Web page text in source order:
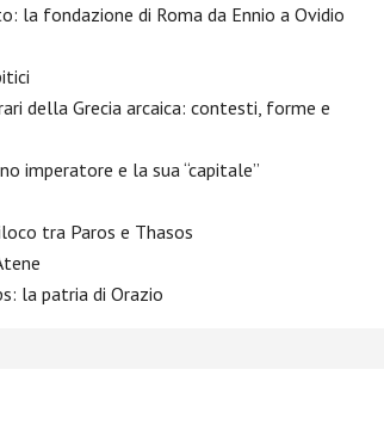
la fondazione di Roma da Ennio a Ovidio
della Grecia arcaica: contesti, forme e
imperatore e la sua “capitale”
tra Paros e Thasos
la patria di Orazio